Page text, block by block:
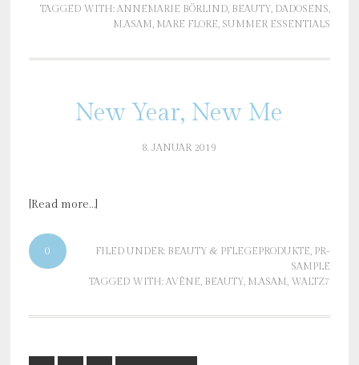
TAGGED WITH:ANNEMARIE BÖRLIND, BEAUTY, DADOSENS,
M.ASAM, MARE FLORE, SUMMER ESSENTIALS
New Year, New Me
8. JANUAR 2019
[Read more…]
0 FILED UNDER: BEAUTY & PFLEGEPRODUKTE, PR-
SAMPLE
TAGGED WITH:AVÈNE, BEAUTY, M.ASAM, WALTZ7